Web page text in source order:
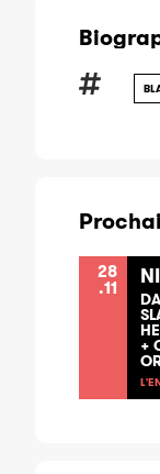
28
.11
+